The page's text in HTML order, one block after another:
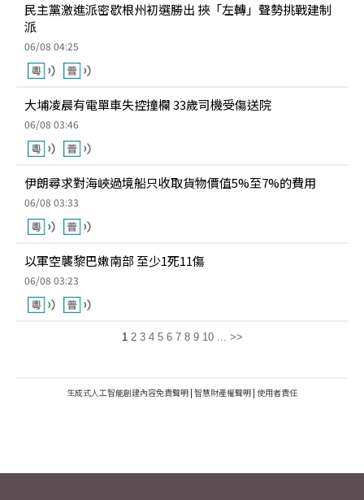
民主黨激進派密歇根州初選勝出 挾「左轉」聲勢挑戰建制
派
06/08 04:25
大埔凌晨有電單車失控撞欄 33歲司機受傷送院
06/08 03:46
伊朗尋求對海峽過境船只收取貨物價值5%至7%的費用
06/08 03:33
以軍空襲黎巴嫩南部 至少1死11傷
06/08 03:23
1 2 3 4 5 6 7 8 9 10 ... >>
生成式人工智能創建內容免責聲明 | 智慧財產權聲明 | 使用者責任